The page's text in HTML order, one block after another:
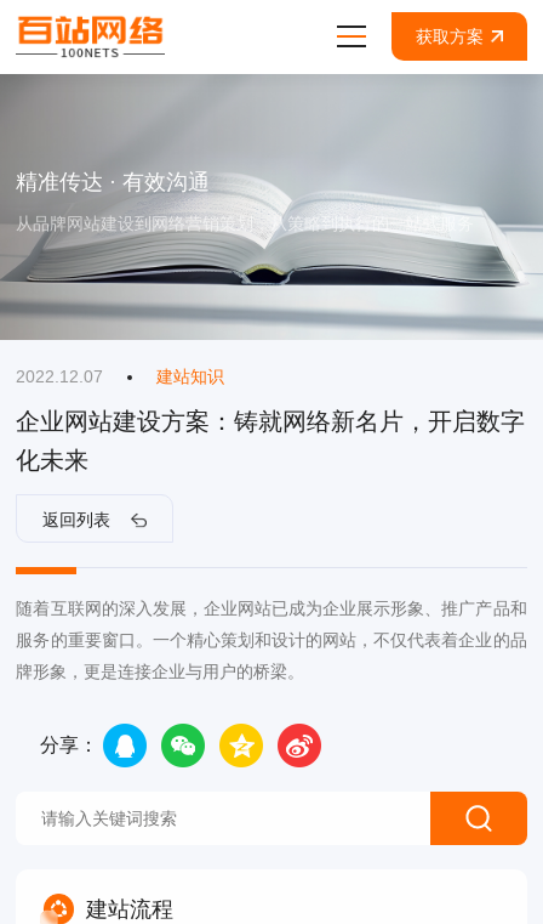
获取方案
精准传达 · 有效沟通
从品牌网站建设到网络营销策划，从策略到执行的一站式服务
2022.12.07 建站知识
企业网站建设方案：铸就网络新名片，开启数字
化未来
返回列表
随着互联网的深入发展，企业网站已成为企业展示形象、推广产品和
服务的重要窗口。一个精心策划和设计的网站，不仅代表着企业的品
牌形象，更是连接企业与用户的桥梁。
分享：
建站流程